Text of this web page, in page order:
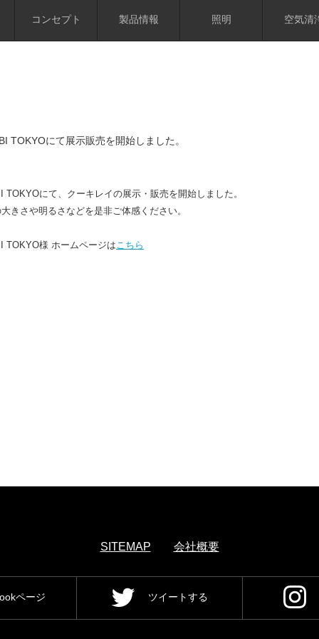
コンセプト 製品情報 照明 空気清
TOKYOにて展示販売を開始しました。
TOKYOにて、クーキレイの展示・販売を開始しました。
きさや明るさなどを是非ご体感ください。
TOKYO様 ホームページはこちら
SITEMAP 会社概要
ページ ツイートする